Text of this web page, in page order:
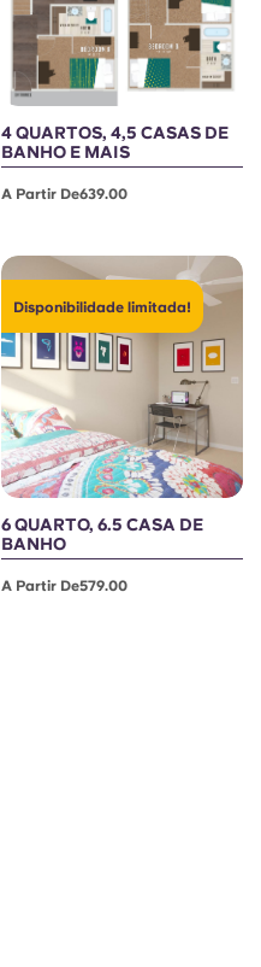
4 QUARTOS, 4,5 CASAS DE
BANHO E MAIS
A Partir De639.00
Disponibilidade limitada!
6 QUARTO, 6.5 CASA DE
BANHO
A Partir De579.00